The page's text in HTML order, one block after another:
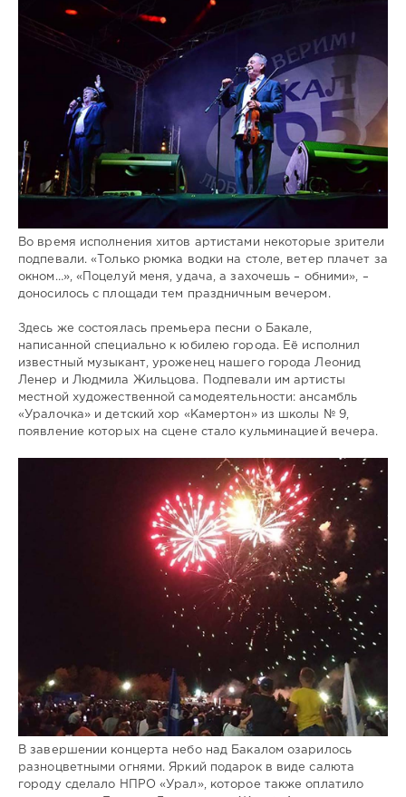
Во время исполнения хитов артистами некоторые зрители
подпевали. «Только рюмка водки на столе, ветер плачет за
окном…», «Поцелуй меня, удача, а захочешь – обними», –
доносилось с площади тем праздничным вечером.
Здесь же состоялась премьера песни о Бакале,
написанной специально к юбилею города. Её исполнил
известный музыкант, уроженец нашего города Леонид
Ленер и Людмила Жильцова. Подпевали им артисты
местной художественной самодеятельности: ансамбль
«Уралочка» и детский хор «Камертон» из школы № 9,
появление которых на сцене стало кульминацией вечера.
В завершении концерта небо над Бакалом озарилось
разноцветными огнями. Яркий подарок в виде салюта
городу сделало НПРО «Урал», которое также оплатило